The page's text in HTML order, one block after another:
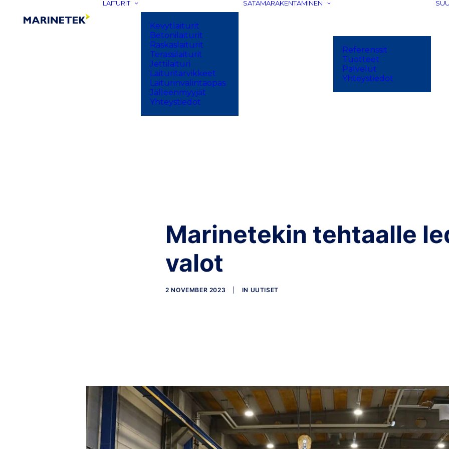
LAITURIT
Kevytlaiturit
Betonilaiturit
Raskaslaiturit
Terassilaiturit
Jettilaituri
Laituritarvikkeet
Laiturinvalintaopas
Jälleenmyyjät
Yhteystiedot
SATAMARAKENTAMINEN
Referenssit
Tuotteet
Palvelut
Yhteystiedot
Marinetekin tehtaalle
valot
2 NOVEMBER 2023 IN UUTISET